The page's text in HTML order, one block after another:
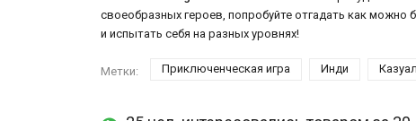
своеобразных героев, попробуйте отгадать как
и испытать себя на разных уровнях!
Метки: Приключенческая игра Инди